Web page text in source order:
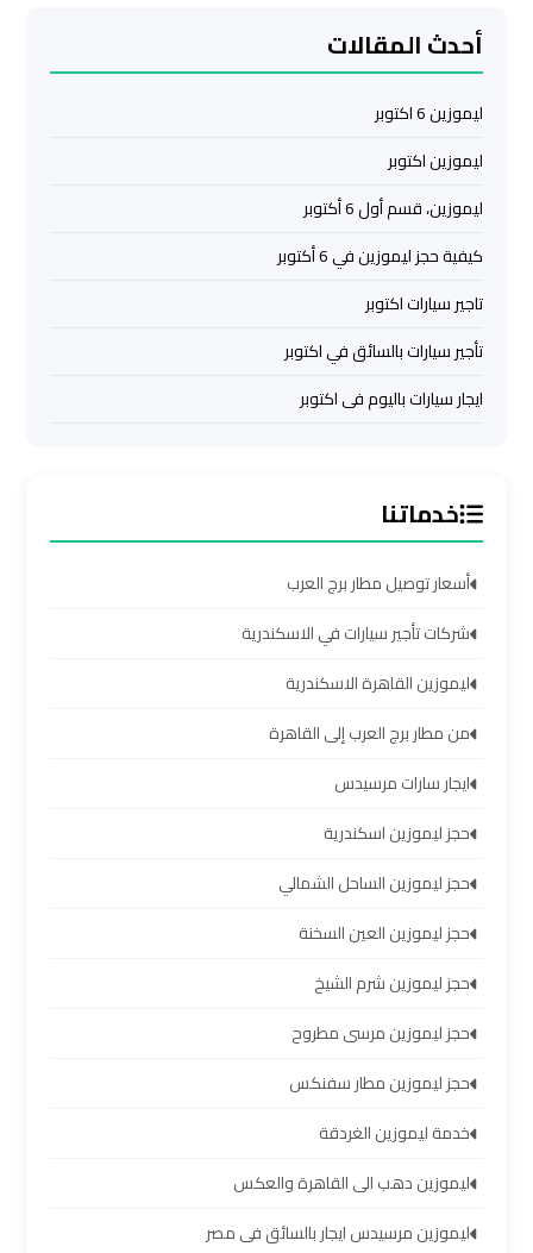
أحدث المقالات
ليموزين 6 اكتوبر
ليموزين اكتوبر
ليموزين، قسم أول 6 أكتوبر
كيفية حجز ليموزين في 6 أكتوبر
تاجير سيارات اكتوبر
تأجير سيارات بالسائق في اكتوبر
ايجار سيارات باليوم فى اكتوبر
خدماتنا
أسعار توصيل مطار برج العرب
شركات تأجير سيارات في الاسكندرية
ليموزين القاهرة الاسكندرية
من مطار برج العرب إلى القاهرة
ايجار سارات مرسيدس
حجز ليموزين اسكندرية
حجز ليموزين الساحل الشمالي
حجز ليموزين العين السخنة
حجز ليموزين شرم الشيخ
حجز ليموزين مرسى مطروح
حجز ليموزين مطار سفنكس
خدمة ليموزين الغردقة
ليموزين دهب الى القاهرة والعكس
ليموزين مرسيدس ايجار بالسائق فى مصر
ليموزين
القاهرة
للاسكندرية
ليموزين
القاهرة
ليموزين
ليموزين
الغردقة
ليموزين
مطروح
ليموزين
ليموزين
ليموزين